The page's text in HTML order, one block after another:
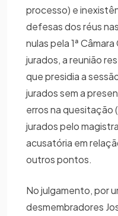
processo) e
defesas dos réus
nulas pela 1ª
jurados, a reunião
que presidia a
jurados sem a
erros na quesitação
jurados pelo
acusatória em
outros pontos.
No julgamento, por
desmembradores